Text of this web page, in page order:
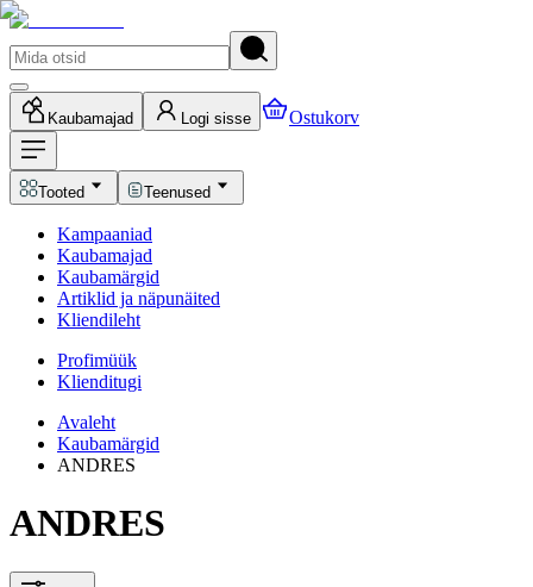
Kaubamajad Logi sisse Ostukorv
Tooted Teenused
Kampaaniad
Kaubamajad
Kaubamärgid
Artiklid ja näpunäited
Kliendileht
Profimüük
Klienditugi
Avaleht
Kaubamärgid
ANDRES
ANDRES